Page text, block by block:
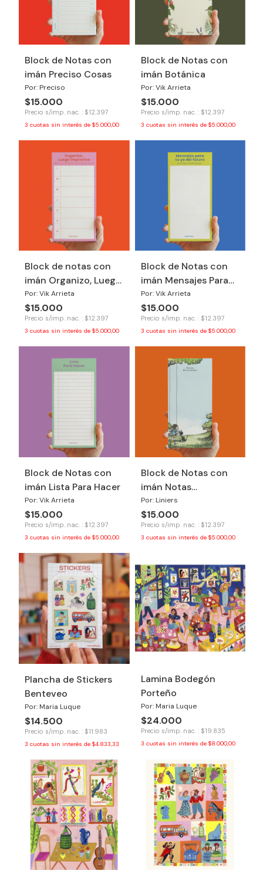
Block de Notas con
imán Preciso Cosas
Por: Preciso
$15.000
Precio s/imp. nac. : $12.397
3 cuotas sin interés de $5.000,00
Block de Notas con
imán Botánica
Por: Vik Arrieta
$15.000
Precio s/imp. nac. : $12.397
3 cuotas sin interés de $5.000,00
Block de notas con
imán Organizo, Luego
Improviso
Por: Vik Arrieta
$15.000
Precio s/imp. nac. : $12.397
3 cuotas sin interés de $5.000,00
Block de Notas con
imán Mensajes Para
Tu Yo del Futuro
Por: Vik Arrieta
$15.000
Precio s/imp. nac. : $12.397
3 cuotas sin interés de $5.000,00
Block de Notas con
imán Lista Para Hacer
Por: Vik Arrieta
$15.000
Precio s/imp. nac. : $12.397
3 cuotas sin interés de $5.000,00
Block de Notas con
imán Notas
Macanudas
Por: Liniers
$15.000
Precio s/imp. nac. : $12.397
3 cuotas sin interés de $5.000,00
Plancha de Stickers
Benteveo
Por: Maria Luque
$14.500
Precio s/imp. nac. : $11.983
3 cuotas sin interés de $4.833,33
Lamina Bodegón
Porteño
Por: Maria Luque
$24.000
Precio s/imp. nac. : $19.835
3 cuotas sin interés de $8.000,00